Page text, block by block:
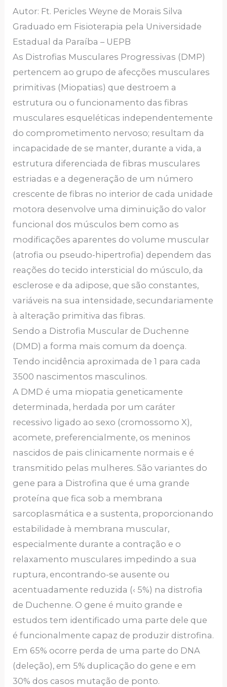
Autor: Ft. Pericles Weyne de Morais Silva
Graduado em Fisioterapia pela Universidade
Estadual da Paraíba – UEPB
As Distrofias Musculares Progressivas (DMP)
pertencem ao grupo de afecções musculares
primitivas (Miopatias) que destroem a
estrutura ou o funcionamento das fibras
musculares esqueléticas independentemente
do comprometimento nervoso; resultam da
incapacidade de se manter, durante a vida, a
estrutura diferenciada de fibras musculares
estriadas e a degeneração de um número
crescente de fibras no interior de cada unidade
motora desenvolve uma diminuição do valor
funcional dos músculos bem como as
modificações aparentes do volume muscular
(atrofia ou pseudo-hipertrofia) dependem das
reações do tecido intersticial do músculo, da
esclerose e da adipose, que são constantes,
variáveis na sua intensidade, secundariamente
à alteração primitiva das fibras.
Sendo a Distrofia Muscular de Duchenne
(DMD) a forma mais comum da doença.
Tendo incidência aproximada de 1 para cada
3500 nascimentos masculinos.
A DMD é uma miopatia geneticamente
determinada, herdada por um caráter
recessivo ligado ao sexo (cromossomo X),
acomete, preferencialmente, os meninos
nascidos de pais clinicamente normais e é
transmitido pelas mulheres. São variantes do
gene para a Distrofina que é uma grande
proteína que fica sob a membrana
sarcoplasmática e a sustenta, proporcionando
estabilidade à membrana muscular,
especialmente durante a contração e o
relaxamento musculares impedindo a sua
ruptura, encontrando-se ausente ou
acentuadamente reduzida (‹ 5%) na distrofia
de Duchenne. O gene é muito grande e
estudos tem identificado uma parte dele que
é funcionalmente capaz de produzir distrofina.
Em 65% ocorre perda de uma parte do DNA
(deleção), em 5% duplicação do gene e em
30% dos casos mutação de ponto.